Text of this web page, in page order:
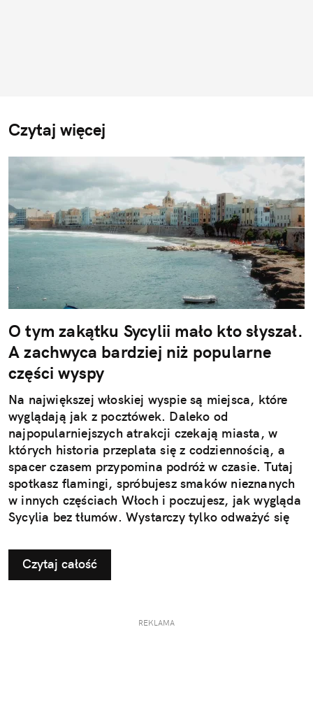
Czytaj więcej
O tym zakątku Sycylii mało kto słyszał.
A zachwyca bardziej niż popularne
części wyspy
Na największej włoskiej wyspie są miejsca, które
wyglądają jak z pocztówek. Daleko od
najpopularniejszych atrakcji czekają miasta, w
których historia przeplata się z codziennością, a
spacer czasem przypomina podróż w czasie. Tutaj
spotkasz flamingi, spróbujesz smaków nieznanych
w innych częściach Włoch i poczujesz, jak wygląda
Sycylia bez tłumów. Wystarczy tylko odważyć się
Czytaj całość
REKLAMA